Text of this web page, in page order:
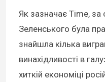
Як зазначає Time, за
Зеленського була
знайшла кілька
винахідливості в
хиткій економіці